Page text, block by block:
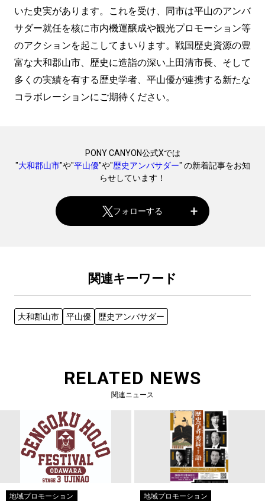
いた史実があります。これを受け、同市は平山のアンバ
サダー就任を核に市内機運醸成や観光プロモーション等
のアクションを起こしてまいります。戦国歴史資源の豊
富な大和郡山市、歴史に造詣の深い上田清市長、そして
多くの実績を有する歴史学者、平山優が連携する新たな
コラボレーションにご期待ください。
PONY CANYON公式Xでは
"大和郡山市"や"平山優"や"歴史アンバサダー" の新着記事をお知
らせしています！
フォローする
関連キーワード
大和郡山市 平山優 歴史アンバサダー
RELATED NEWS
関連ニュース
地域プロモーション 地域プロモーション